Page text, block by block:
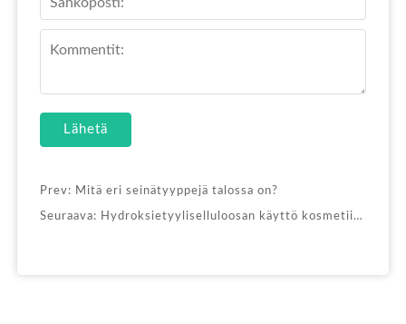
Lähetä
Prev: Mitä eri seinätyyppejä talossa on?
Seuraava: Hydroksietyyliselluloosan käyttö kosmetiikassa